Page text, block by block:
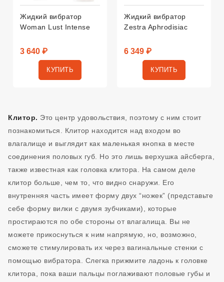
Жидкий вибратор
Woman Lust Intense
3 640 ₽
КУПИТЬ
Жидкий вибратор
Zestra Aphrodisiac
6 349 ₽
КУПИТЬ
Клитор. Это центр удовольствия, поэтому с ним стоит
познакомиться. Клитор находится над входом во
влагалище и выглядит как маленькая кнопка в месте
соединения половых губ. Но это лишь верхушка айсберга,
также известная как головка клитора. На самом деле
клитор больше, чем то, что видно снаружи. Его
внутренняя часть имеет форму двух “ножек” (представьте
себе форму вилки с двумя зубчиками), которые
простираются по обе стороны от влагалища. Вы не
можете прикоснуться к ним напрямую, но, возможно,
сможете стимулировать их через вагинальные стенки с
помощью вибратора. Слегка прижмите ладонь к головке
клитора, пока ваши пальцы поглаживают половые губы и